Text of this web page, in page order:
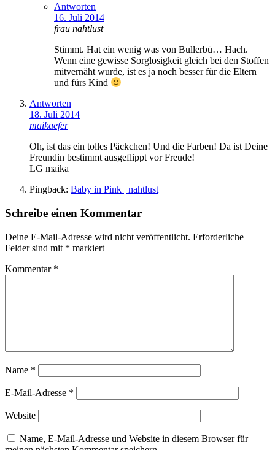
Antworten
16. Juli 2014
frau nahtlust
Stimmt. Hat ein wenig was von Bullerbü… Hach.
Wenn eine gewisse Sorglosigkeit gleich bei den Stoffen
mitvernäht wurde, ist es ja noch besser für die Eltern
und fürs Kind
Antworten
18. Juli 2014
maikaefer
Oh, ist das ein tolles Päckchen! Und die Farben! Da ist Deine
Freundin bestimmt ausgeflippt vor Freude!
LG maika
Pingback: Baby in Pink | nahtlust
Schreibe einen Kommentar
Deine E-Mail-Adresse wird nicht veröffentlicht. Erforderliche
Felder sind mit * markiert
Kommentar *
Name *
E-Mail-Adresse *
Website
Name, E-Mail-Adresse und Website in diesem Browser für